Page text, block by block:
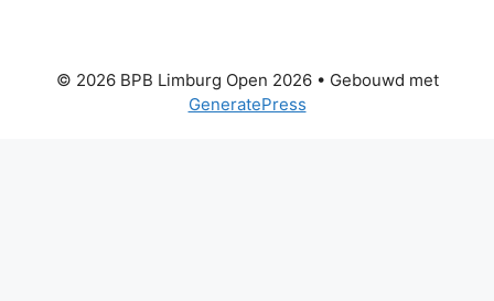
© 2026 BPB Limburg Open 2026• Gebouwd met
GeneratePress